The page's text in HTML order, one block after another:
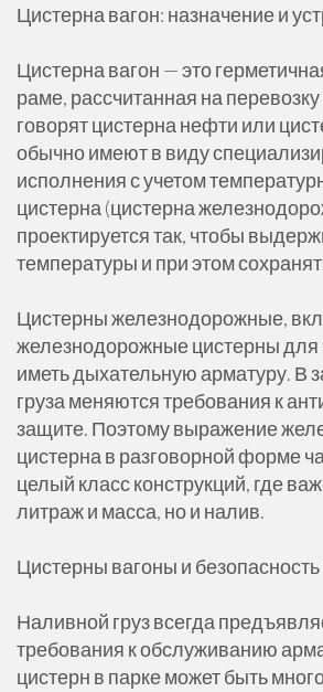
Цистерна вагон: назначение и
Цистерна вагон — это
раме, рассчитанная на
говорят цистерна нефти или
обычно имеют в виду
исполнения с учетом
цистерна (цистерна
проектируется так, чтобы
температуры и при этом
Цистерны железнодорожные,
железнодорожные цистерны для
иметь дыхательную арматуру. В
груза меняются требования к
защите. Поэтому выражение
цистерна в разговорной форме
целый класс конструкций, где
литраж и масса, но и налив.
Цистерны вагоны и
Наливной груз всегда
требования к обслуживанию
цистерн в парке может быть